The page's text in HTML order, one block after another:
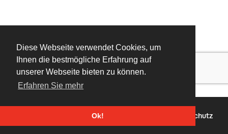
Diese Webseite verwendet Cookies, um
Ihnen die bestmögliche Erfahrung auf
unserer Webseite bieten zu können.
Erfahren Sie mehr
Ok!
Tixly Datenschutz